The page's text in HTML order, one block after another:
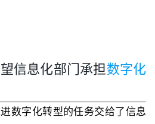
信息化部门承担数字化
数字化转型的任务交给了信息